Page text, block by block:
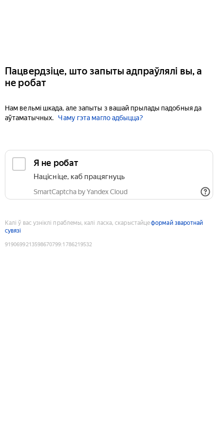
Пацвердзіце, што запыты адпраўлялі вы, а
не робат
Нам вельмі шкада, але запыты з вашай прылады падобныя да
аўтаматычных.
Чаму гэта магло адбыцца?
Я не робат
Націсніце, каб працягнуць
SmartCaptcha by Yandex Cloud
Калі ў вас узніклі праблемы, калі ласка, скарыстайцеформай зваротнай
сувязі
9190699213598670799:1786219532